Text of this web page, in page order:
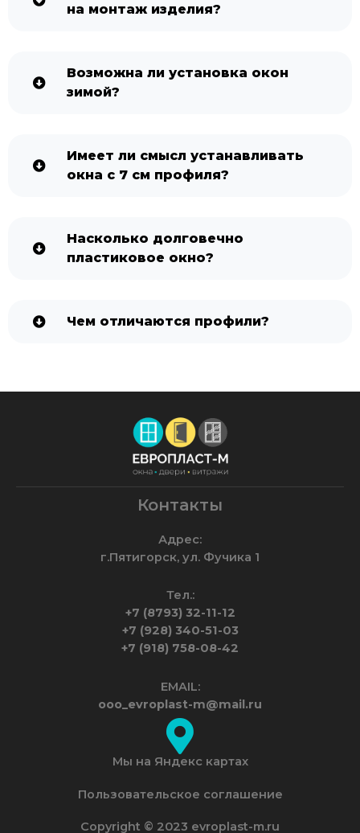
на монтаж изделия?
Возможна ли установка окон
зимой?
Имеет ли смысл устанавливать
окна с 7 см профиля?
Насколько долговечно
пластиковое окно?
Чем отличаются профили?
Контакты
Адрес:
г.Пятигорск, ул. Фучика 1
Тел.:
+7 (8793) 32-11-12
+7 (928) 340-51-03
+7 (918) 758-08-42
EMAIL:
ooo_evroplast-m@mail.ru
Мы на Яндекс картах
Пользовательское соглашение
Copyright © 2023 evroplast-m.ru